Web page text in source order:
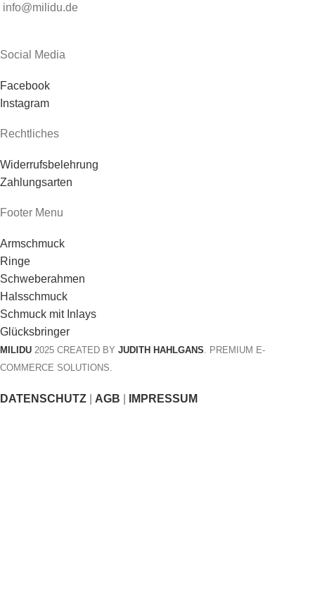
info@milidu.de
Social Media
Facebook
Instagram
Rechtliches
Widerrufsbelehrung
Zahlungsarten
Footer Menu
Armschmuck
Ringe
Schweberahmen
Halsschmuck
Schmuck mit Inlays
Glücksbringer
MILIDU 2025 CREATED BY JUDITH HAHLGANS . PREMIUM E-
COMMERCE SOLUTIONS.
DATENSCHUTZ AGB IMPRESSUM